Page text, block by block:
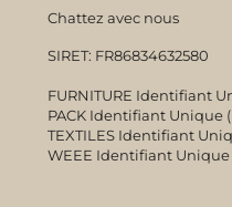
Chattez avec nous
SIRET: FR86834632580
FURNITURE Identifiant
PACK Identifiant Unique
TEXTILES Identifiant
WEEE Identifiant Unique